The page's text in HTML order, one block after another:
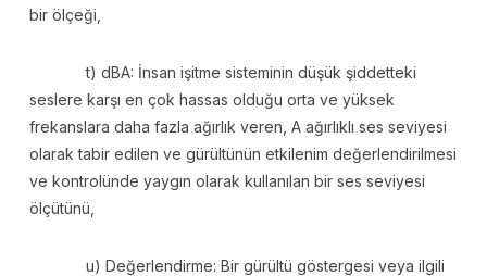
bir ölçeği,
t) dBA: İnsan işitme sisteminin düşük şiddetteki
seslere karşı en çok hassas olduğu orta ve yüksek
frekanslara daha fazla ağırlık veren, A ağırlıklı ses seviyesi
olarak tabir edilen ve gürültünün etkilenim değerlendirilmesi
ve kontrolünde yaygın olarak kullanılan bir ses seviyesi
ölçütünü,
u) Değerlendirme: Bir gürültü göstergesi veya ilgili